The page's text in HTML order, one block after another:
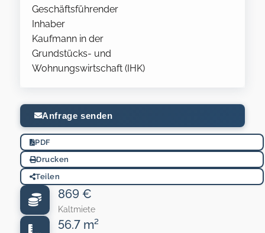
Geschäftsführender
Inhaber
Kaufmann in der
Grundstücks- und
Wohnungswirtschaft (IHK)
Anfrage senden
PDF
Drucken
Teilen
869 €
Kaltmiete
56.7 m²